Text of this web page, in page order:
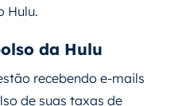
Hulu.
da Hulu
recebendo e-mails
de suas taxas de